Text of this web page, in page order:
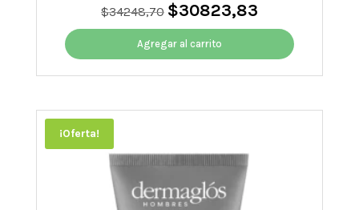
$34248,70 El
precio
original
era:
$34248,70.
$30823,83El
precio
actual
es:
$30823,83.
Agregar al carrito
¡Oferta!